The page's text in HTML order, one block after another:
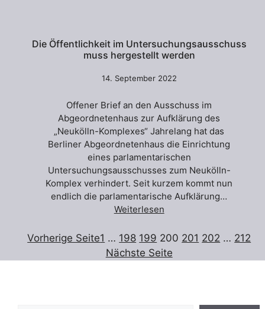
Die Öffentlichkeit im Untersuchungsausschuss
muss hergestellt werden
14. September 2022
Offener Brief an den Ausschuss im
Abgeordnetenhaus zur Aufklärung des
„Neukölln-Komplexes“ Jahrelang hat das
Berliner Abgeordnetenhaus die Einrichtung
eines parlamentarischen
Untersuchungsausschusses zum Neukölln-
Komplex verhindert. Seit kurzem kommt nun
endlich die parlamentarische Aufklärung…
Weiterlesen
Vorherige Seite1 … 198 199 200 201 202 … 212
Nächste Seite